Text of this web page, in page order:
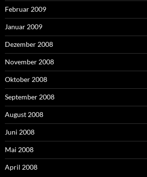
Februar 2009
Januar 2009
Dezember 2008
November 2008
Oktober 2008
September 2008
August 2008
Juni 2008
Mai 2008
April 2008